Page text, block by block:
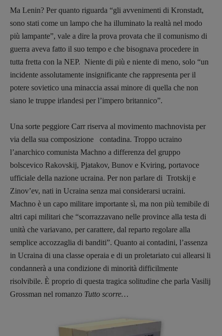
Intelligenza Artificiale
Maestri sommersi
Pasolini 1922-2022
Psichedelia
Scienza
Stranimondi
Vampirismi
Zong!
DIRETTRICE RESPONSABILE
Antonella Marrone
EDAZIONE
Walter Catalano Giuseppe Costigliola
Anna da Re,Roberto Derobertis,Elio
Grasso,Fabio Malagnini,Valentina
Marcoli,Elisabetta Michielin, Nicole
Spallina, Roberto Sturm,Tania Tonin
CONTATTI
Ma Lenin? Per quanto riguarda “gli avvenimenti di Kronstadt,
sono stati come un lampo che ha illuminato la realtà nel modo
più lampante”, vale a dire la prova provata che il comunismo di
guerra aveva fatto il suo tempo e che bisognava procedere in
tutta fretta con la NEP. Niente di più e niente di meno, solo “un
incidente assolutamente insignificante che rappresenta per il
potere sovietico una minaccia assai minore di quella che non
siano le truppe irlandesi per l’impero britannico”.
Una sorte peggiore Carr riserva al movimento machnovista per
via della sua composizione contadina. Troppo ucraino
l’anarchico comunista Machno a differenza del gruppo
bolscevico Rakovskij, Pjatakov, Bunov e Kviring, portavoce
ufficiale della nazione ucraina. Per non parlare di Trotskij e
Zinov’ev, nati in Ucraina senza mai considerarsi ucraini.
Machno è un capo militare importante sì, ma non più temibile di
altri capi militari che “scorrazzavano nelle province alla testa di
unità che variavano, per carattere, dal reparto regolare alla
semplice accozzaglia di banditi”. Quanto ai contadini, l’assenza
in Ucraina di una classe operaia e di un proletariato cui allearsi li
condannerà a una condizione di minorità difficilmente
risolvibile. È proprio di questa tragica solitudine che parla Vasilij
Grossman nel romanzo Tutto scorre…